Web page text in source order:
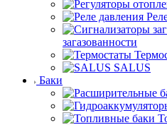
загазованности
SALUS
Баки